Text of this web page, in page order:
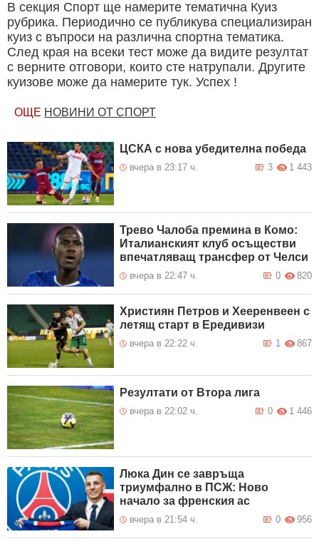
В секция Спорт ще намерите тематична Куиз
рубрика. Периодично се публикува специализиран
куиз с въпроси на различна спортна тематика.
След края на всеки тест може да видите резултат
с верните отговори, които сте натрупали. Другите
куизове може да намерите тук. Успех !
ОЩЕ НОВИНИ ОТ СПОРТ
ЦСКА с нова убедителна победа
вчера в 23:17 ч. 1 443
3
Трево Чалоба премина в Комо:
Италианският клуб осъществи
впечатляващ трансфер от Челси
вчера в 22:47 ч. 820
0
Християн Петров и Хееренвеен с
летящ старт в Ередивизи
вчера в 22:22 ч. 867
1
Резултати от Втора лига
вчера в 22:02 ч. 1 446
0
Люка Дин се завръща
триумфално в ПСЖ: Ново
начало за френския ас
вчера в 21:54 ч. 956
0